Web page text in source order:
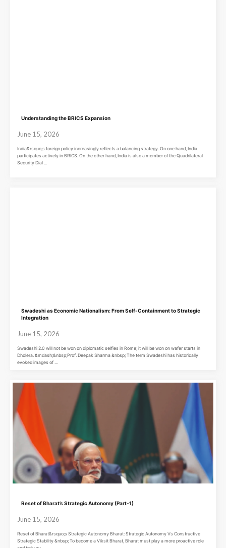
Understanding the BRICS Expansion
June 15, 2026
India&rsquo;s foreign policy increasingly reflects a balancing strategy. On one hand, India
participates actively in BRICS. On the other hand, India is also a member of the Quadrilateral
Security Dial ...
Swadeshi as Economic Nationalism: From Self-Containment to Strategic
Integration
June 15, 2026
Swadeshi 2.0 will not be won on diplomatic selfies in Rome; it will be won on wafer starts in
Dholera. &mdash;&nbsp;Prof. Deepak Sharma &nbsp; The term Swadeshi has historically
evoked images of ...
Reset of Bharat’s Strategic Autonomy (Part-1)
June 15, 2026
Reset of Bharat&rsquo;s Strategic Autonomy Bharat: Strategic Autonomy Vs Constructive
Strategic Stability &nbsp; To become a Viksit Bharat, Bharat must play a more proactive role